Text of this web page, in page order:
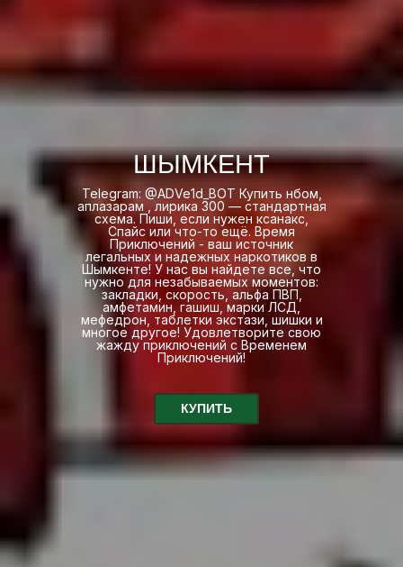
ШЫМКЕНТ
Telegram: @ADVe1d_BOT Купить нбом,
аплазарам , лирика 300 — стандартная
схема. Пиши, если нужен ксанакс,
Спайс или что-то ещё. Время
Приключений - ваш источник
легальных и надежных наркотиков в
Шымкенте! У нас вы найдете все, что
нужно для незабываемых моментов:
закладки, скорость, альфа ПВП,
амфетамин, гашиш, марки ЛСД,
мефедрон, таблетки экстази, шишки и
многое другое! Удовлетворите свою
жажду приключений с Временем
Приключений!
КУПИТЬ